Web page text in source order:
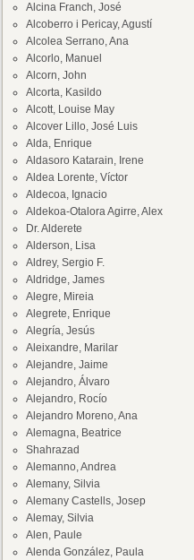
Alcina Franch, José
Alcoberro i Pericay, Agustí
Alcolea Serrano, Ana
Alcorlo, Manuel
Alcorn, John
Alcorta, Kasildo
Alcott, Louise May
Alcover Lillo, José Luis
Alda, Enrique
Aldasoro Katarain, Irene
Aldea Lorente, Víctor
Aldecoa, Ignacio
Aldekoa-Otalora Agirre, Alex
Dr. Alderete
Alderson, Lisa
Aldrey, Sergio F.
Aldridge, James
Alegre, Mireia
Alegrete, Enrique
Alegría, Jesús
Aleixandre, Marilar
Alejandre, Jaime
Alejandro, Álvaro
Alejandro, Rocío
Alejandro Moreno, Ana
Alemagna, Beatrice
Shahrazad
Alemanno, Andrea
Alemany, Silvia
Alemany Castells, Josep
Alemay, Silvia
Alen, Paule
Alenda González, Paula